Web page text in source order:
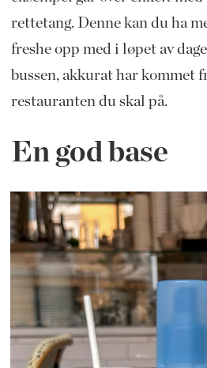
rettetang. Denne kan du ha
freshe opp med i løpet av
bussen, akkurat har kommet
restauranten du skal på.
En god base